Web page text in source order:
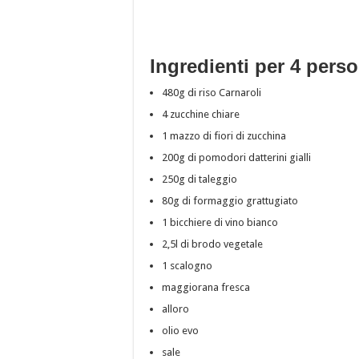
Ingredienti per 4
480g di riso Carnaroli
4 zucchine chiare
1 mazzo di fiori di zucchina
200g di pomodori datterini gialli
250g di taleggio
80g di formaggio grattugiato
1 bicchiere di vino bianco
2,5l di brodo vegetale
1 scalogno
maggiorana fresca
alloro
olio evo
sale